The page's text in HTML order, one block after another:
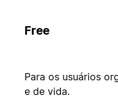
Free
Para os usuários
e de vida.